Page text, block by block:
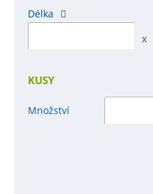
Délka
x
KUSY
Množství